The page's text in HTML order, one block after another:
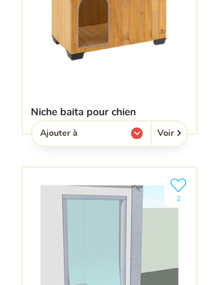
niche baita pour chien
Ajouter à
l'une de mes listes. Voir
2
Ajouter le